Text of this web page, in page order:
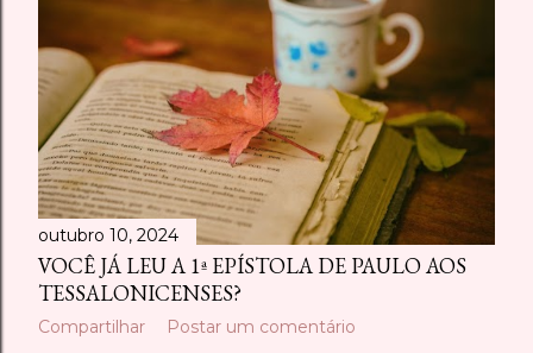
outubro 10, 2024
VOCÊ JÁ LEU A 1ª EPÍSTOLA DE PAULO AOS
TESSALONICENSES?
Compartilhar Postar um comentário